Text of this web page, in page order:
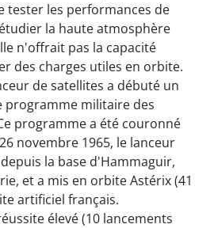
tester les performances de
la haute atmosphère
n'offrait pas la capacité
des charges utiles en orbite.
de satellites a débuté un
programme militaire des
programme a été couronné
novembre 1965, le lanceur
la base d'Hammaguir,
et a mis en orbite Astérix (41
artificiel français.
élevé (10 lancements